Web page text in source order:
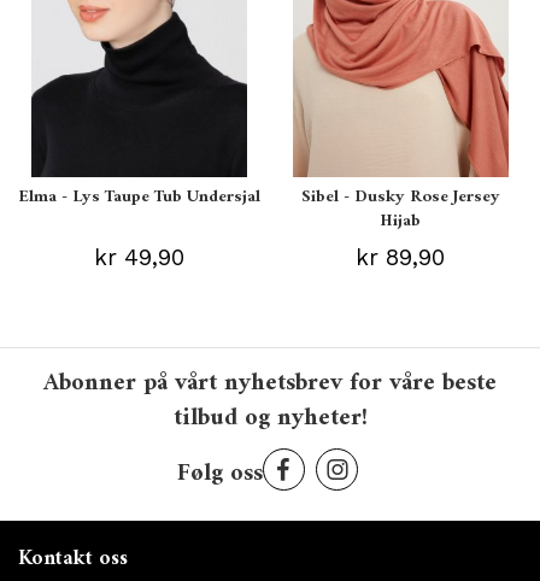
Elma - Lys Taupe Tub Undersjal
kr 49,90
Sibel - Dusky Rose Jersey
Hijab
kr 89,90
Abonner på vårt nyhetsbrev for våre beste
tilbud og nyheter!
Følg oss
Kontakt oss